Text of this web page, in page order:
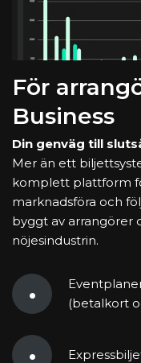
För
Business
Din genväg till
Mer än ett
komplett plattform
marknadsföra och
byggt av arrangörer
nöjesindustrin.
(betalkort